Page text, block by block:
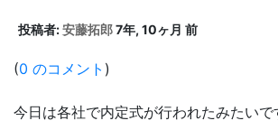
投稿者:安藤拓郎7年, 10ヶ月 前
(0 のコメント )
今日は各社で内定式が行われたみたいで